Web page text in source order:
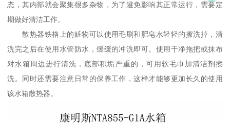
态，其内部就会聚集很多杂物，为了避免影响其正常运行，需要定
期做好清洁工作。
散热器铁格上的赃物可以使用毛刷和肥皂水轻轻的擦洗掉，清
洗完之后在使用水管防水，缓缓的冲洗即可。使用干净拖把或抹布
对水箱周边进行清洗，底部积垢严重的，可用软毛巾加清洁剂擦
洗。同时还需要注意日常的保养工作，这样才能够更加长久的使用
该水箱散热器。